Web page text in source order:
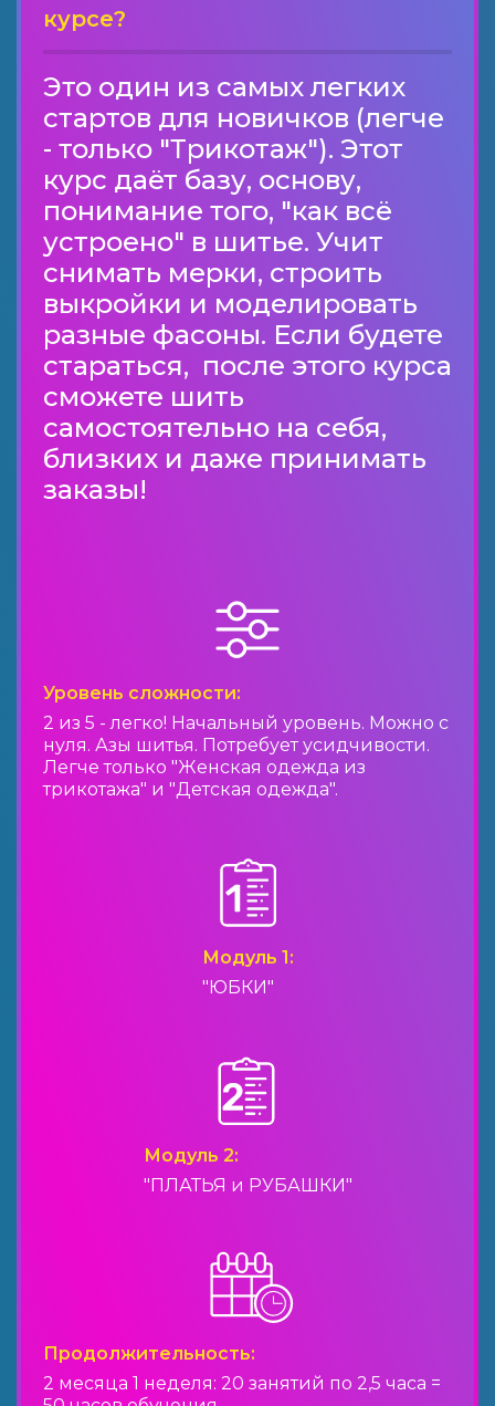
курсе?
Это один из самых легких
стартов для новичков (легче
- только "Трикотаж"). Этот
курс даёт базу, основу,
понимание того, "как всё
устроено" в шитье. Учит
снимать мерки, строить
выкройки и моделировать
разные фасоны. Если будете
стараться, после этого курса
сможете шить
самостоятельно на себя,
близких и даже принимать
заказы!
Уровень сложности:
2 из 5 - легко! Начальный уровень. Можно с
нуля. Азы шитья. Потребует усидчивости.
Легче только "Женская одежда из
трикотажа" и "Детская одежда".
Модуль 1:
"ЮБКИ"
Модуль 2:
"ПЛАТЬЯ и РУБАШКИ"
Продолжительность:
2 месяца 1 неделя: 20 занятий по 2,5 часа =